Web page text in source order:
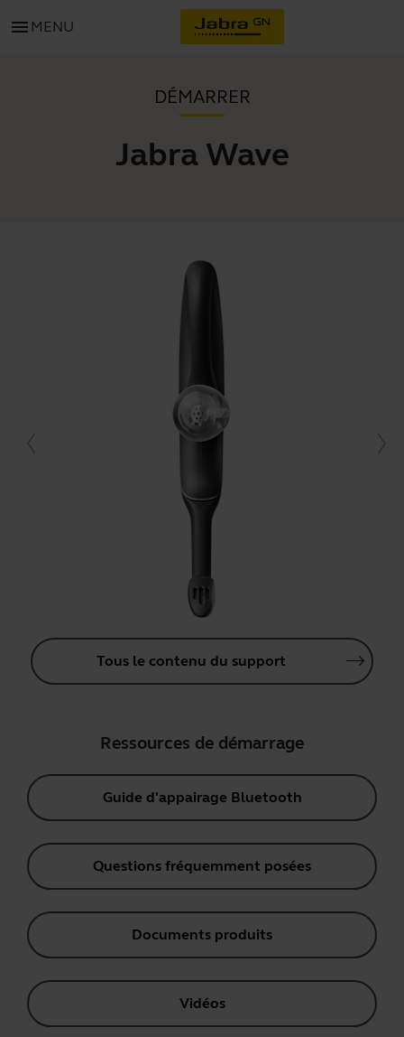
menu MENU
DÉMARRER
Jabra Wave
Tous le contenu du support
Ressources de démarrage
Guide d'appairage Bluetooth
Questions fréquemment posées
Documents produits
Vidéos